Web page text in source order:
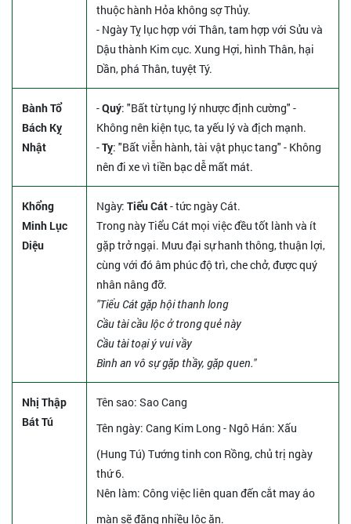
thuộc hành Hỏa không sợ Thủy.
- Ngày Tỵ lục hợp với Thân, tam hợp với Sửu và
Dậu thành Kim cục. Xung Hợi, hình Thân, hại
Dần, phá Thân, tuyệt Tý.
Bành Tổ
Bách Kỵ
Nhật
-Quý: "Bất từ tụng lý nhược định cường" -
Không nên kiện tục, ta yếu lý và địch mạnh.
-Tỵ: "Bất viễn hành, tài vật phục tang" - Không
nên đi xe vì tiền bạc dễ mất mát.
Khổng
Minh Lục
Diệu
Ngày: Tiểu Cát- tức ngày Cát.
Trong này Tiểu Cát mọi việc đều tốt lành và ít
gặp trở ngại. Mưu đại sự hanh thông, thuận lợi,
cùng với đó âm phúc độ trì, che chở, được quý
nhân nâng đỡ.
"Tiểu Cát gặp hội thanh long
Cầu tài cầu lộc ở trong quẻ này
Cầu tài toại ý vui vầy
Bình an vô sự gặp thầy, gặp quen."
Nhị Thập
Bát Tú
Tên sao: Sao Cang
Tên ngày: Cang Kim Long - Ngô Hán: Xấu
(Hung Tú) Tướng tinh con Rồng, chủ trị ngày
thứ 6.
Nên làm: Công việc liên quan đến cắt may áo
màn sẽ đặng nhiều lộc ăn.